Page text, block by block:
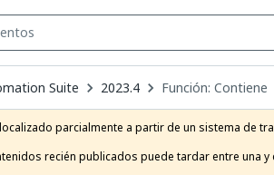
Suite 2023.4 Función: Contiene
parcialmente a partir de un sistema de
recién publicados puede tardar entre una